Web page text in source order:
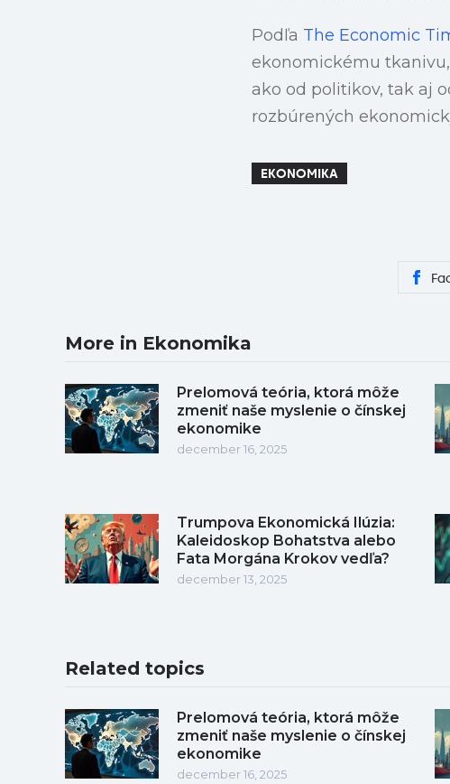
Podľa The Economic
ekonomickému
ako od politikov, tak aj
rozbúrených
EKONOMIKA
More in Ekonomika
Prelomová teória, ktorá môže
zmeniť naše myslenie o čínskej
ekonomike
december 16, 2025
Trumpova Ekonomická Ilúzia:
Kaleidoskop Bohatstva alebo
Fata Morgána Krokov vedľa?
december 13, 2025
Related topics
Prelomová teória, ktorá môže
zmeniť naše myslenie o čínskej
ekonomike
december 16, 2025